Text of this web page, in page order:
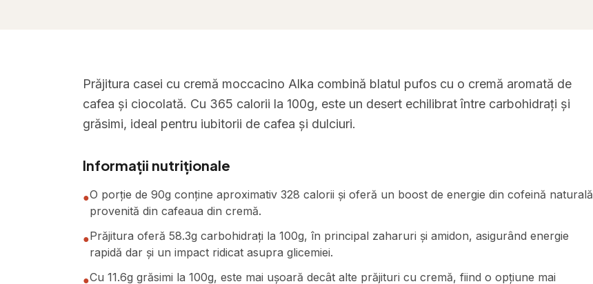
Prăjitura casei cu cremă moccacino Alka combină blatul pufos cu o cremă aromată de
cafea și ciocolată. Cu 365 calorii la 100g, este un desert echilibrat între carbohidrați și
grăsimi, ideal pentru iubitorii de cafea și dulciuri.
Informații nutriționale
●O porție de 90g conține aproximativ 328 calorii și oferă un boost de energie din cofeină naturală
provenită din cafeaua din cremă.
●Prăjitura oferă 58.3g carbohidrați la 100g, în principal zaharuri și amidon, asigurând energie
rapidă dar și un impact ridicat asupra glicemiei.
●Cu 11.6g grăsimi la 100g, este mai ușoară decât alte prăjituri cu cremă, fiind o opțiune mai